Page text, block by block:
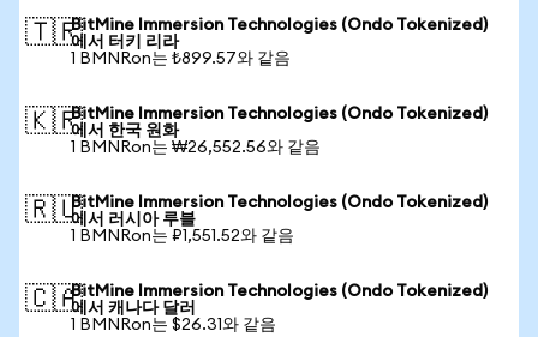
🇹🇷BitMine Immersion Technologies (Ondo Tokenized)
에서 터키 리라
1 BMNRon는 ₺899.57와 같음
🇰🇷BitMine Immersion Technologies (Ondo Tokenized)
에서 한국 원화
1 BMNRon는 ₩26,552.56와 같음
🇷🇺BitMine Immersion Technologies (Ondo Tokenized)
에서 러시아 루블
1 BMNRon는 ₽1,551.52와 같음
🇨🇦BitMine Immersion Technologies (Ondo Tokenized)
에서 캐나다 달러
1 BMNRon는 $26.31와 같음